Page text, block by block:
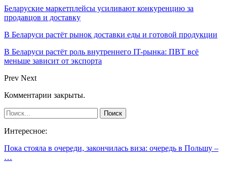
Беларуские маркетплейсы усиливают конкуренцию за
продавцов и доставку
В Беларуси растёт рынок доставки еды и готовой продукции
В Беларуси растёт роль внутреннего IT-рынка: ПВТ всё
меньше зависит от экспорта
Prev Next
Комментарии закрыты.
Интересное:
Пока стояла в очереди, закончилась виза: очередь в Польшу –
…